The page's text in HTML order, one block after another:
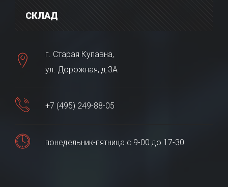
СКЛАД
г. Старая Купавна,
ул. Дорожная, д.3А
+7 (495) 249-88-05
понедельник-пятница с 9-00 до 17-30